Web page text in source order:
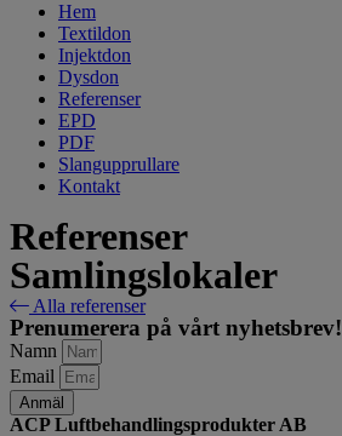
Hem
Textildon
Injektdon
Dysdon
Referenser
EPD
PDF
Slangupprullare
Kontakt
Referenser
Samlingslokaler
Alla referenser
Prenumerera på vårt nyhetsbrev!
Namn
Email
Anmäl
ACP Luftbehandlingsprodukter AB